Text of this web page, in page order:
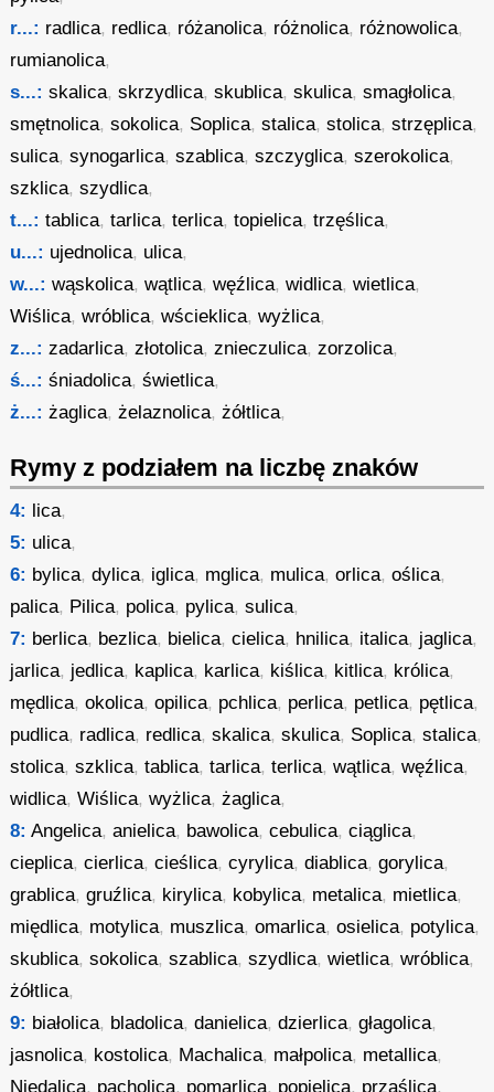
r...: radlica, redlica, różanolica, różnolica, różnowolica,
rumianolica,
s...: skalica,skrzydlica,skublica,skulica,smagłolica,
smętnolica,sokolica, Soplica,stalica,stolica,strzęplica,
sulica,synogarlica,szablica,szczyglica,szerokolica,
szklica,szydlica,
t...: tablica,tarlica,terlica,topielica,trzęślica,
u...: ujednolica, ulica,
w...: wąskolica,wątlica,węźlica,widlica,wietlica,
Wiślica,wróblica,wścieklica,wyżlica,
z...: zadarlica,złotolica,znieczulica,zorzolica,
ś...: śniadolica,świetlica,
ż...: żaglica,żelaznolica,żółtlica,
Rymy z podziałem na liczbę znaków
4: lica,
5: ulica,
6: bylica,dylica, iglica, mglica, mulica,orlica,oślica,
palica, Pilica, polica, pylica,sulica,
7: berlica, bezlica, bielica,cielica, hnilica, italica, jaglica,
jarlica, jedlica, kaplica, karlica, kiślica, kitlica, królica,
mędlica,okolica,opilica, pchlica, perlica, petlica, pętlica,
pudlica, radlica, redlica,skalica,skulica, Soplica,stalica,
stolica,szklica,tablica,tarlica,terlica,wątlica,węźlica,
widlica,Wiślica,wyżlica,żaglica,
8: Angelica,anielica, bawolica,cebulica,ciąglica,
cieplica,cierlica,cieślica,cyrylica,diablica,gorylica,
grablica,gruźlica, kirylica, kobylica, metalica, mietlica,
międlica, motylica, muszlica,omarlica,osielica, potylica,
skublica,sokolica,szablica,szydlica,wietlica,wróblica,
żółtlica,
9: białolica, bladolica,danielica,dzierlica,głagolica,
jasnolica, kostolica, Machalica, małpolica, metallica,
Niedalica, pacholica, pomarlica, popielica, prząślica,